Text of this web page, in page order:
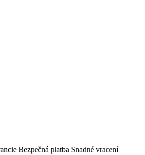
Bezpečná platba Snadné vracení